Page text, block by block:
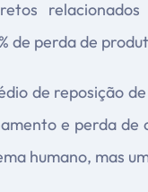
de perda de
de reposição
e perda
humano, mas